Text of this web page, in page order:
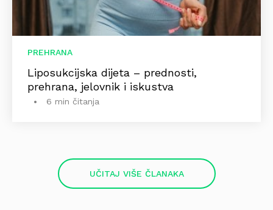
PREHRANA
Liposukcijska dijeta – prednosti,
prehrana, jelovnik i iskustva
6 min čitanja
UČITAJ VIŠE ČLANAKA